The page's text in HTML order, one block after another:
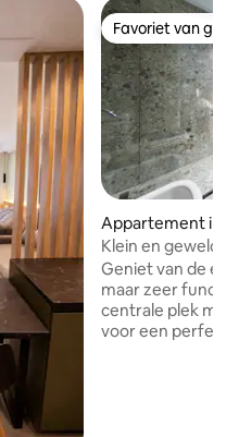
Favoriet van
Favoriet van
Appartement in
Klein en geweldig
Geniet van de
maar zeer
centrale plek met
voor een perfect verblijf.